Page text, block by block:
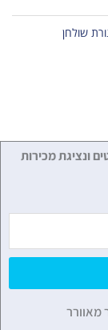
שולחן
ונציגת מכירות
מאוורר